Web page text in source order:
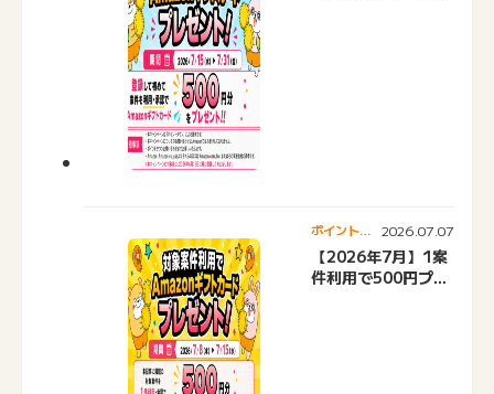
ポイントタ
ウンニュー
ス
2026.07.07
【2026年7月】1案
件利用で500円プレ